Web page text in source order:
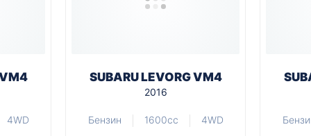
4WD
SUBARU LEVORG VM4
2016
Бензин 1600cc 4WD